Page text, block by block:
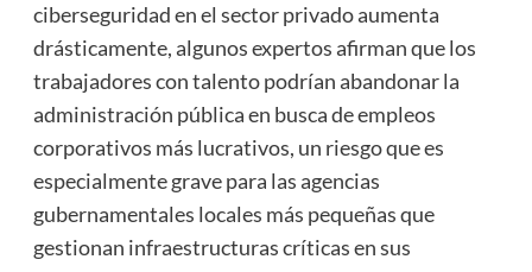
ciberseguridad en el sector privado aumenta
drásticamente, algunos expertos afirman que los
trabajadores con talento podrían abandonar la
administración pública en busca de empleos
corporativos más lucrativos, un riesgo que es
especialmente grave para las agencias
gubernamentales locales más pequeñas que
gestionan infraestructuras críticas en sus